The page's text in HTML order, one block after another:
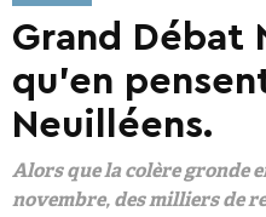
Grand Débat
qu’en
Neuilléens.
Alors que la colère gronde
novembre, des milliers de